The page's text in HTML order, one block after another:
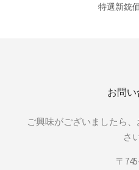
特選新銃
お問
ご興味がございましたら
さ
〒